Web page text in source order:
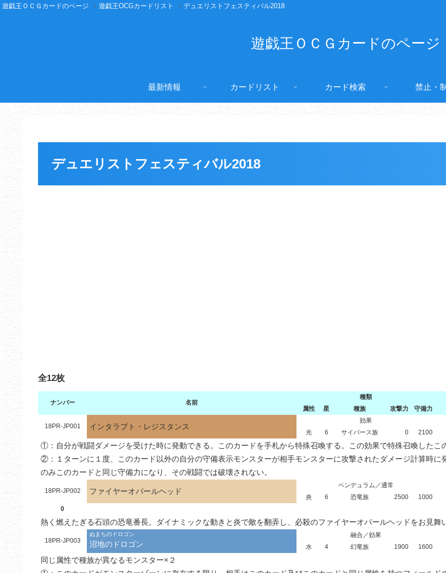
遊戯王ＯＣＧカードのページ 遊戯王OCGカードリスト デュエリストフェスティバル2018
遊戯王ＯＣＧカードのページ
最新情報 カードリスト カード検索 禁止・
デュエリストフェスティバル2018
全12枚
ナンバー 名前
種類
属性
星 種族 攻撃力 守備力
18PR-JP001 インタラプト・レジスタンス
効果
光
6 サイバース族 0 2100
①：自分が戦闘ダメージを受けた時に発動できる。このカードを手札から特殊召喚する。この効果で特殊召喚したこ
②：１ターンに１度、このカード以外の自分の守備表示モンスターが相手モンスターに攻撃されたダメージ計算時
のみこのカードと同じ守備力になり、その戦闘では破壊されない。
18PR-JP002 ファイヤーオパールヘッド
ペンデュラム／通常
炎
6 恐竜族 2500 1000
0
熱く燃えたぎる石頭の恐竜番長。ダイナミックな動きと炎で敵を翻弄し、必殺のファイヤーオパールヘッドをお見舞
18PR-JP003
ぬまちのドロゴン
沼地のドロゴン
融合／効果
水
4 幻竜族 1900 1600
同じ属性で種族が異なるモンスター×２